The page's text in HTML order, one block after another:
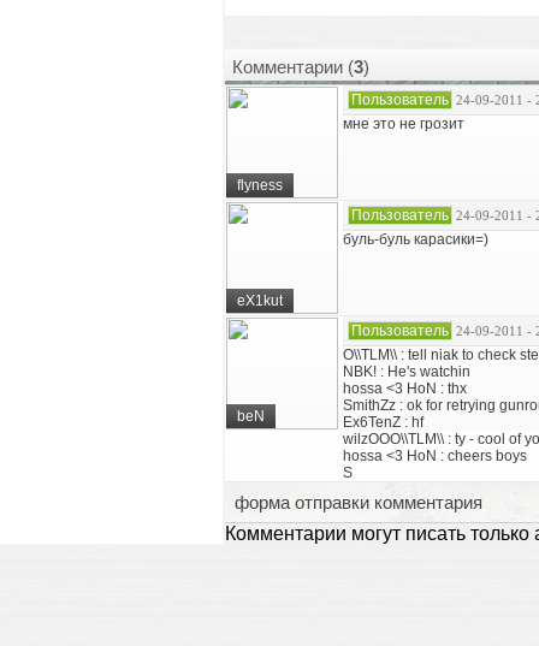
Комментарии (3)
flyness
Пользователь 24-09-2011 -
мне это не грозит
eX1kut
Пользователь 24-09-2011 -
буль-буль карасики=)
beN
Пользователь 24-09-2011 -
O\\TLM\\ : tell niak to check
NBK! : He's watchin
hossa <3 HoN : thx
SmithZz : ok for retrying
Ex6TenZ : hf
wilzOOO\\TLM\\ : ty - cool of
hossa <3 HoN : cheers boys
S
форма отправки комментария
Комментарии могут писать